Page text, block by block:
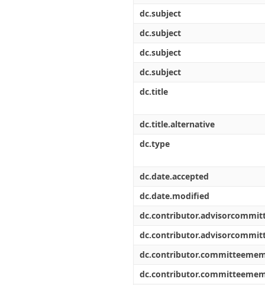
dc.subject
dc.subject
dc.subject
dc.subject
dc.title
dc.title.alternative
dc.type
dc.date.accepted
dc.date.modified